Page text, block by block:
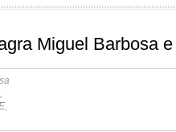
Miguel Barbosa
,
,